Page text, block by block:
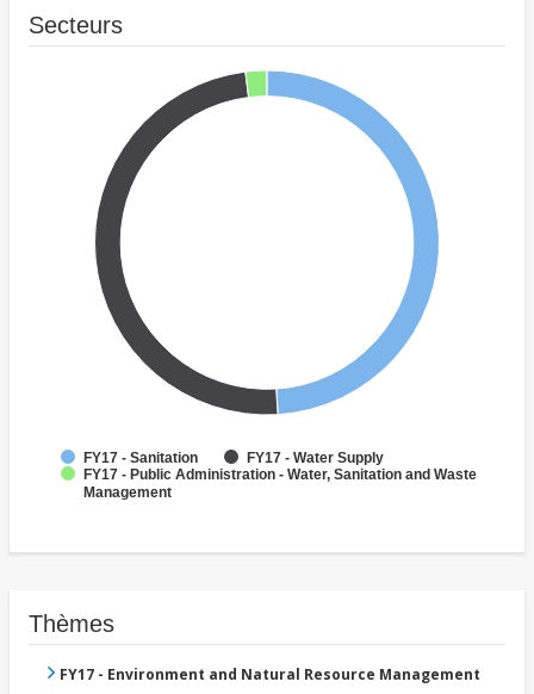
Secteurs
FY17 - Sanitation
FY17 - Water Supply
FY17 - Public Administration - Water, Sanitation and Waste
Management
Thèmes
FY17 - Environment and Natural Resource Management